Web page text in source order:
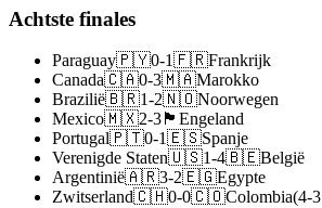
Achtste finales
Paraguay🇵🇾0-1🇫🇷Frankrijk
Canada🇨🇦0-3🇲🇦Marokko
Brazilië🇧🇷1-2🇳🇴Noorwegen
Mexico🇲🇽2-3 🏴󠁧󠁢󠁥󠁮󠁧󠁿 Engeland
Portugal🇵🇹0-1🇪🇸Spanje
Verenigde Staten🇺🇸1-4🇧🇪België
Argentinië🇦🇷3-2🇪🇬Egypte
Zwitserland🇨🇭0-0🇨🇴Colombia(4-3